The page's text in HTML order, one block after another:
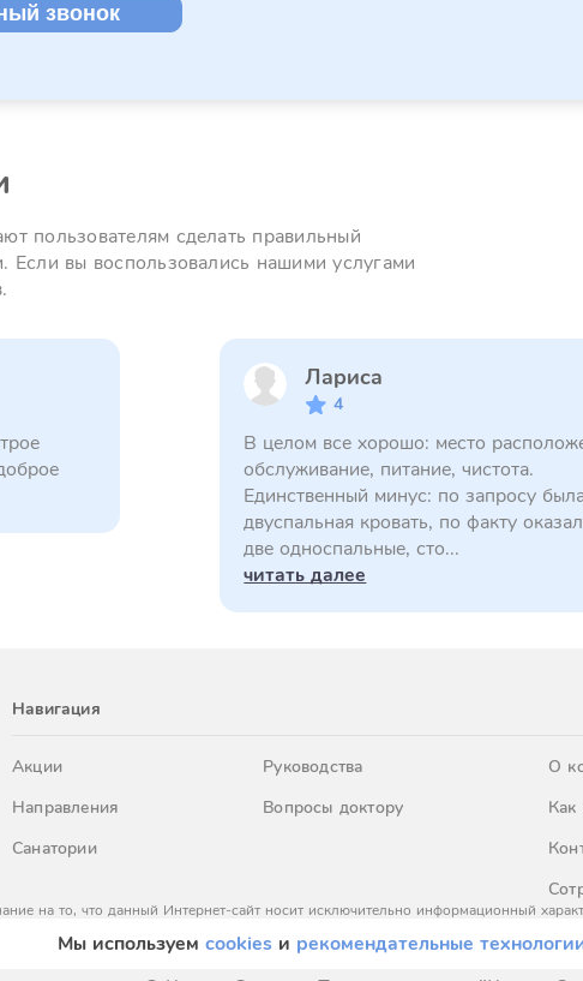
Мы используемcookies и рекомендательные
звонок
пользователям сделать правильный
вы воспользовались нашими услугами
Лариса
4
В целом все хорошо: место
обслуживание, питание, чистота.
Единственный минус: по запросу
двуспальная кровать, по факту
две односпальные, сто...
читать далее
Навигация
Акции
Направления
Санатории
Руководства
Вопросы доктору
О
Как
на то, что данный Интернет-сайт носит исключительно информационный
положениями Статьи 437 Гражданского кодекса Российской